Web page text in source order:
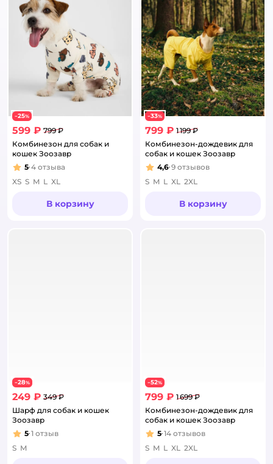
−25%
599 ₽ 799 ₽
Комбинезон для собак и
кошек Зоозавр
Рейтинг:
5 4 отзыва
XS S M L XL
В корзину
−33%
799 ₽ 1 199 ₽
Комбинезон-дождевик для
собак и кошек Зоозавр
Рейтинг:
4,6 9 отзывов
S M L XL 2XL
В корзину
−28%
249 ₽ 349 ₽
Шарф для собак и кошек
Зоозавр
Рейтинг:
5 1 отзыв
S M
−52%
799 ₽ 1 699 ₽
Комбинезон-дождевик для
собак и кошек Зоозавр
Рейтинг:
5 14 отзывов
S M L XL 2XL